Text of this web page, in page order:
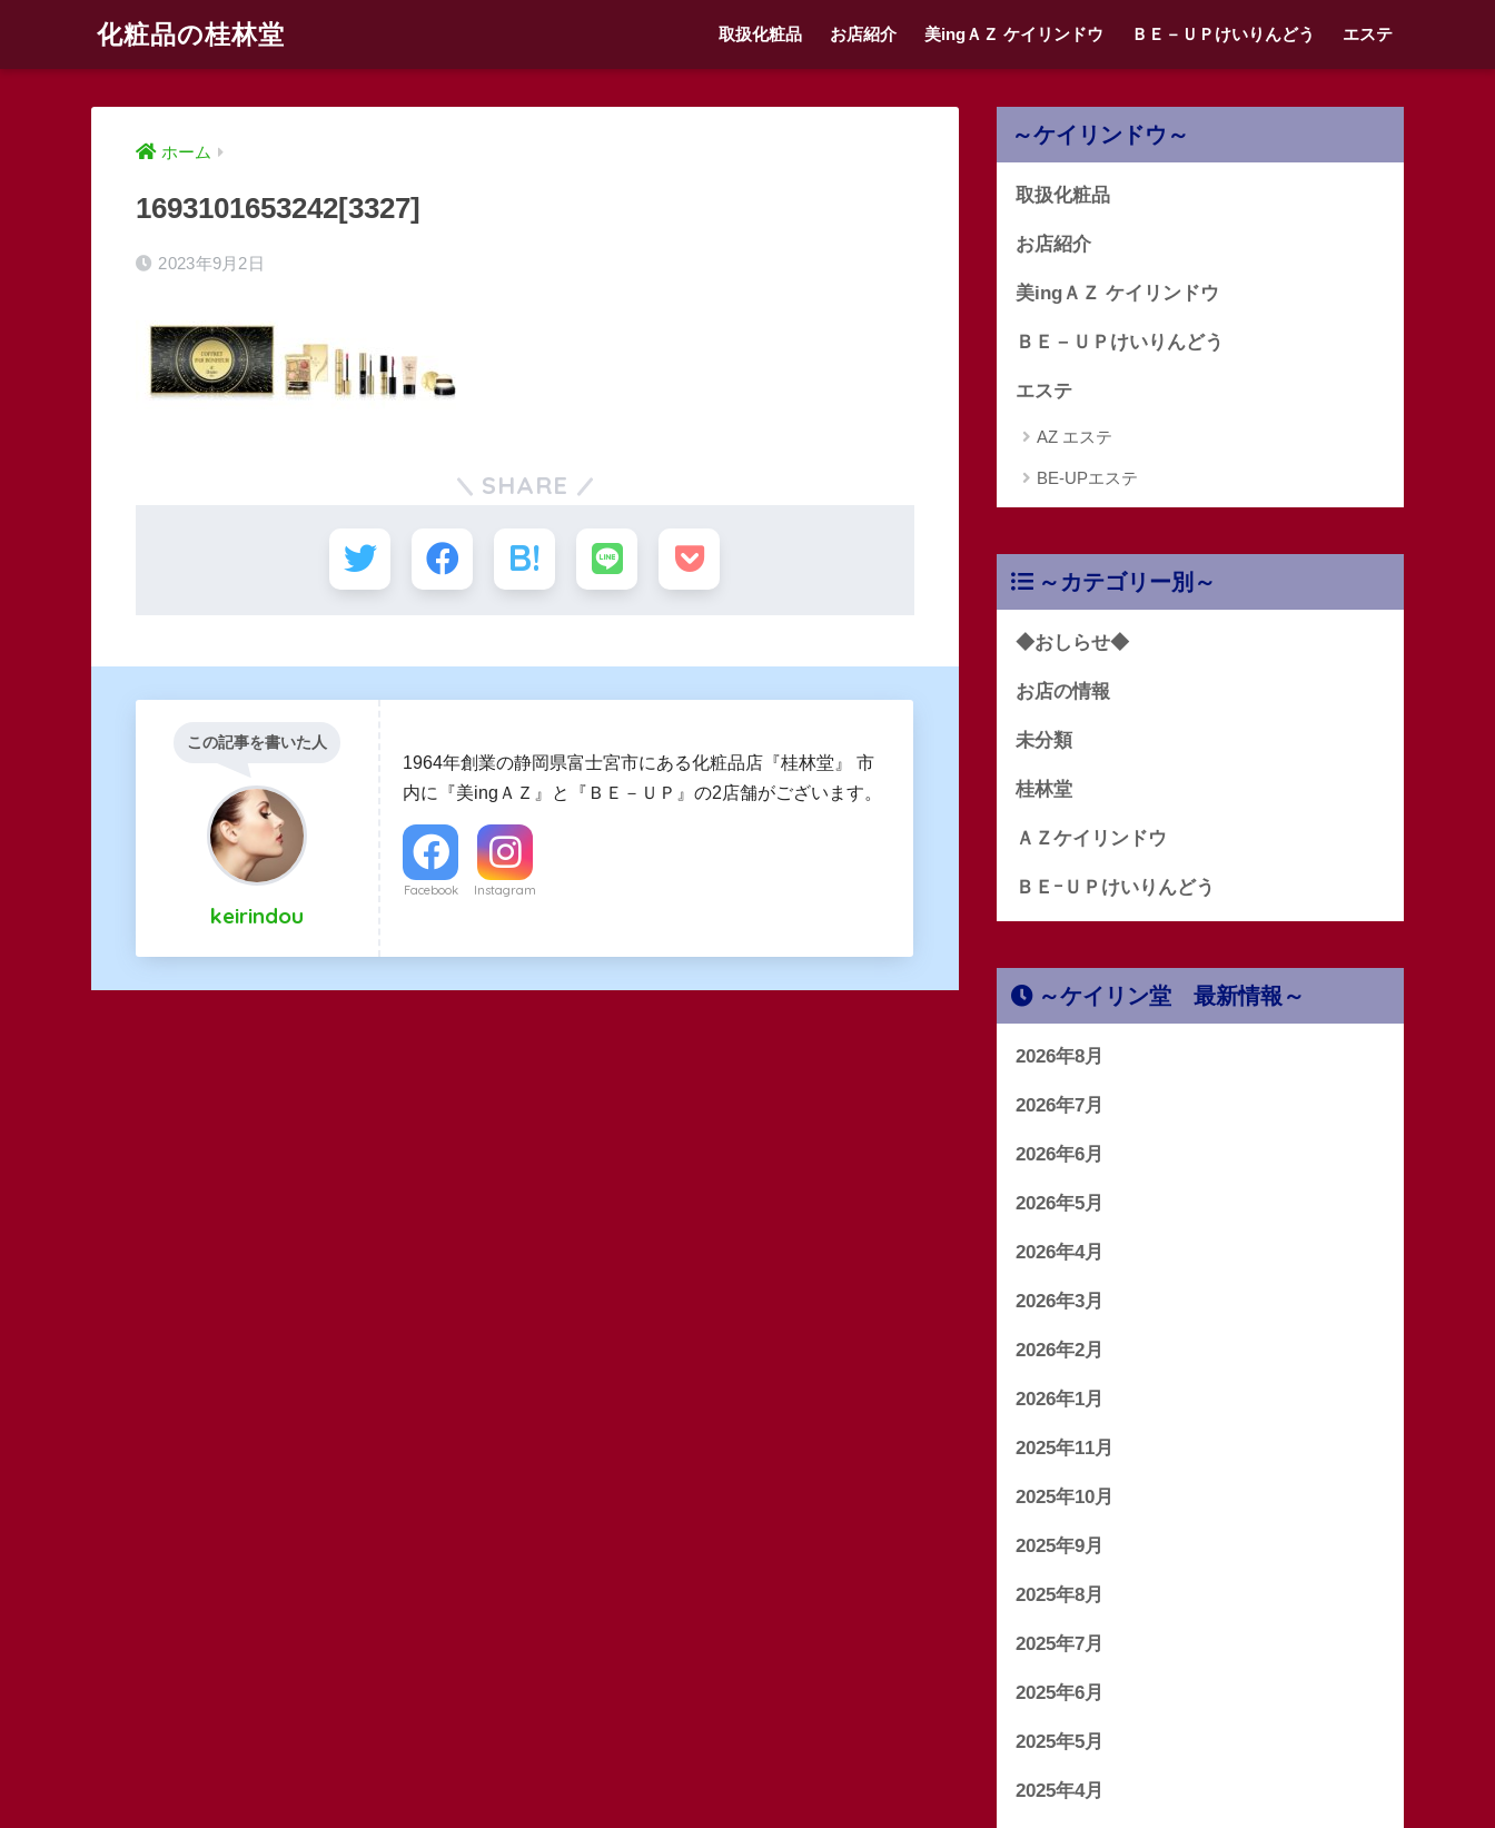
化粧品の桂林堂 取扱化粧品 お店紹介 美ingＡＺ ケイリンドウ ＢＥ－ＵＰけいりんどう エステ
ホーム
1693101653242[3327]
2023年9月2日
SHARE
この記事を書いた人
keirindou
1964年創業の静岡県富士宮市にある化粧品店『桂林堂』 市
内に『美ingＡＺ』と『ＢＥ－ＵＰ』の2店舗がございます。
Facebook Instagram
～ケイリンドウ～
取扱化粧品
お店紹介
美ingＡＺ ケイリンドウ
ＢＥ－ＵＰけいりんどう
エステ
AZ エステ
BE-UPエステ
～カテゴリー別～
◆おしらせ◆
お店の情報
未分類
桂林堂
ＡＺケイリンドウ
ＢＥｰＵＰけいりんどう
～ケイリン堂 最新情報～
2026年8月
2026年7月
2026年6月
2026年5月
2026年4月
2026年3月
2026年2月
2026年1月
2025年11月
2025年10月
2025年9月
2025年8月
2025年7月
2025年6月
2025年5月
2025年4月